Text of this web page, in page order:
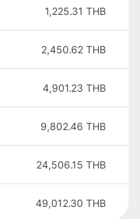
1,225.31 THB
2,450.62 THB
4,901.23 THB
9,802.46 THB
24,506.15 THB
49,012.30 THB